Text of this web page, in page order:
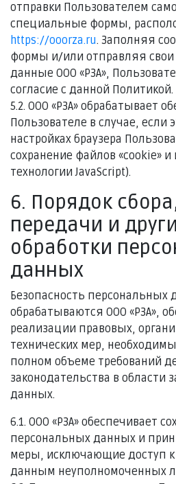
отправки Пользователем
специальные формы,
https://ooorza.ru. Заполняя
формы и/или отправляя
данные ООО «РЗА»,
согласие с данной Политикой.
5.2. ООО «РЗА» обрабатывает
Пользователе в случае, если
настройках браузера
сохранение файлов «cookie»
технологии JavaScript).
6. Порядок
передачи и
обработки
данных
Безопасность персональных
обрабатываются ООО «РЗА»,
реализации правовых,
технических мер,
полном объеме требований
законодательства в
данных.
6.1. ООО «РЗА» обеспечивает
персональных данных и
меры, исключающие доступ
данным неуполномоченных